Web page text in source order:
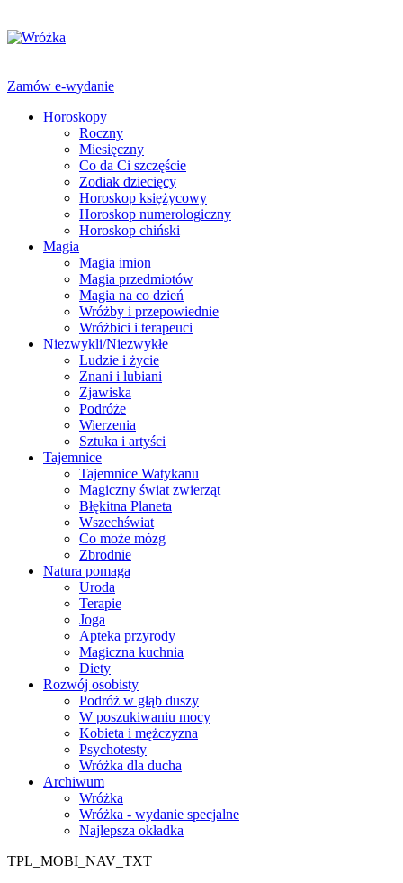
Zamów e-wydanie
Horoskopy
Roczny
Miesięczny
Co da Ci szczęście
Zodiak dziecięcy
Horoskop księżycowy
Horoskop numerologiczny
Horoskop chiński
Magia
Magia imion
Magia przedmiotów
Magia na co dzień
Wróżby i przepowiednie
Wróżbici i terapeuci
Niezwykli/Niezwykłe
Ludzie i życie
Znani i lubiani
Zjawiska
Podróże
Wierzenia
Sztuka i artyści
Tajemnice
Tajemnice Watykanu
Magiczny świat zwierząt
Błękitna Planeta
Wszechświat
Co może mózg
Zbrodnie
Natura pomaga
Uroda
Terapie
Joga
Apteka przyrody
Magiczna kuchnia
Diety
Rozwój osobisty
Podróż w głąb duszy
W poszukiwaniu mocy
Kobieta i mężczyzna
Psychotesty
Wróżka dla ducha
Archiwum
Wróżka
Wróżka - wydanie specjalne
Najlepsza okładka
TPL_MOBI_NAV_TXT